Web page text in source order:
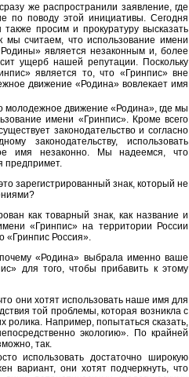
же распространили заявление, где
по поводу этой инициативы. Сегодня
просим и прокуратуру высказать
мы считаем, что использование имени
является незаконным и, более
ущерб нашей репутации. Поскольку
является то, что «Гринпис» вне
движение «Родина» вовлекает имя
молодежное движение «Родина», где мы
имени «Гринпис». Кроме всего
законодательство и согласно
законодательству, использовать
имя незаконно. Мы надеемся, что
предпримет.
зарегистрированный знак, который не
как товарный знак, как название и
«Гринпис» на территории России
«Гринпис Россия».
«Родина» выбрала именно ваше
для того, чтобы прибавить к этому
они хотят использовать наше имя для
той проблемы, которая возникла с
Например, попытаться сказать,
экологию». По крайней
так.
использовать достаточно широкую
вариант, они хотят подчеркнуть, что